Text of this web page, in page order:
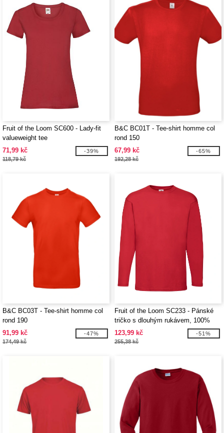
Fruit of the Loom SC600 - Lady-fit
valueweight tee
71,99 kč
118,79 kč
-39%
B&C BC01T - Tee-shirt homme col
rond 150
67,99 kč
192,28 kč
-65%
B&C BC03T - Tee-shirt homme col
rond 190
91,99 kč
174,49 kč
-47%
Fruit of the Loom SC233 - Pánské
tričko s dlouhým rukávem, 100%
bavlna
123,99 kč
255,38 kč
-51%